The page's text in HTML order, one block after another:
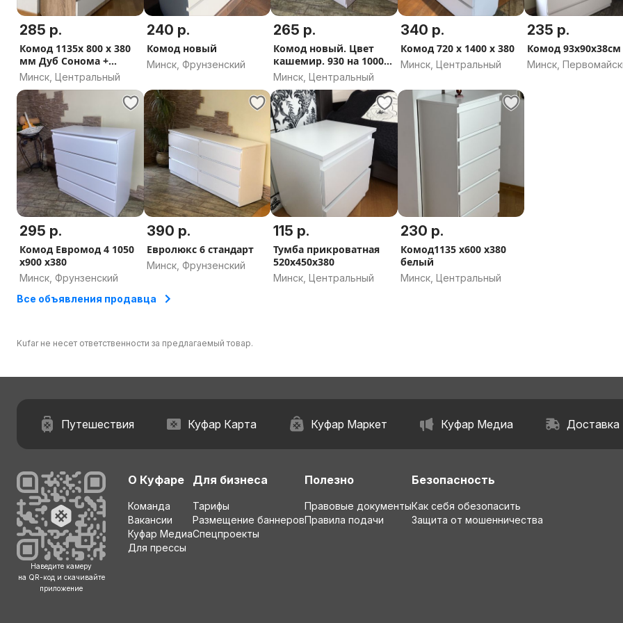
285 р.
Комод 1135х 800 х 380
мм Дуб Сонома +
Белый
Минск, Центральный
240 р.
Комод новый
Минск, Фрунзенский
265 р.
Комод новый. Цвет
кашемир. 930 на 1000
на 380мм
Минск, Центральный
340 р.
Комод 720 х 1400 х 380
Минск, Центральный
235 р.
Комод 93х90х38см
Минск,
295 р.
Комод Евромод 4 1050
х900 х380
Минск, Фрунзенский
390 р.
Евролюкс 6 стандарт
Минск, Фрунзенский
115 р.
Тумба прикроватная
520х450х380
Минск, Центральный
230 р.
Комод1135 х600 х380
белый
Минск, Центральный
Все объявления продавца
Kufar не несет ответственности за предлагаемый товар.
Путешествия Куфар Карта Куфар Маркет Куфар Медиа Доставка
Наведите камеру
на QR-код и скачивайте
приложение
О Куфаре
Команда
Вакансии
Куфар Медиа
Для прессы
Для бизнеса
Тарифы
Размещение баннеров
Спецпроекты
Полезно
Правовые документы
Правила подачи
Безопасность
Как себя обезопасить
Защита от мошенничества